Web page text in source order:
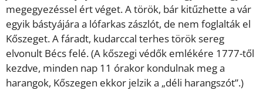
megegyezéssel ért véget. A török, bár kitűzhette a vár
egyik bástyájára a lófarkas zászlót, de nem foglalták el
Kőszeget. A fáradt, kudarccal terhes török sereg
elvonult Bécs felé. (A kőszegi védők emlékére 1777-től
kezdve, minden nap 11 órakor kondulnak meg a
harangok, Kőszegen ekkor jelzik a „déli harangszót”.)